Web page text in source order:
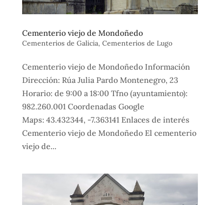
Cementerio viejo de Mondoñedo
Cementerios de Galicia, Cementerios de Lugo
Cementerio viejo de Mondoñedo Información
Dirección: Rúa Julia Pardo Montenegro, 23
Horario: de 9:00 a 18:00 Tfno (ayuntamiento):
982.260.001 Coordenadas Google
Maps: 43.432344, -7.363141 Enlaces de interés
Cementerio viejo de Mondoñedo El cementerio
viejo de...